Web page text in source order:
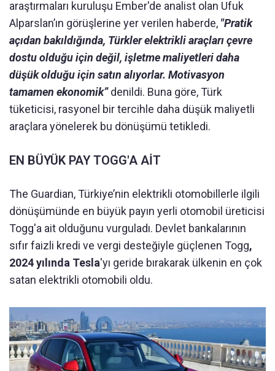
araştırmaları kuruluşu Ember'de analist olan Ufuk
Alparslan’ın görüşlerine yer verilen haberde, "Pratik
açıdan bakıldığında, Türkler elektrikli araçları çevre
dostu olduğu için değil, işletme maliyetleri daha
düşük olduğu için satın alıyorlar. Motivasyon
tamamen ekonomik”denildi. Buna göre, Türk
tüketicisi, rasyonel bir tercihle daha düşük maliyetli
araçlara yönelerek bu dönüşümü tetikledi.
EN BÜYÜK PAY TOGG'A AİT
The Guardian, Türkiye’nin elektrikli otomobillerle ilgili
dönüşümünde en büyük payın yerli otomobil üreticisi
Togg'a ait olduğunu vurguladı. Devlet bankalarının
sıfır faizli kredi ve vergi desteğiyle güçlenen Togg,
2024 yılında Tesla'yı geride bırakarak ülkenin en çok
satan elektrikli otomobili oldu.